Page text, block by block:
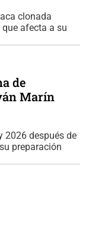
clonada
afecta a su
de
Marín
2026 después de
preparación